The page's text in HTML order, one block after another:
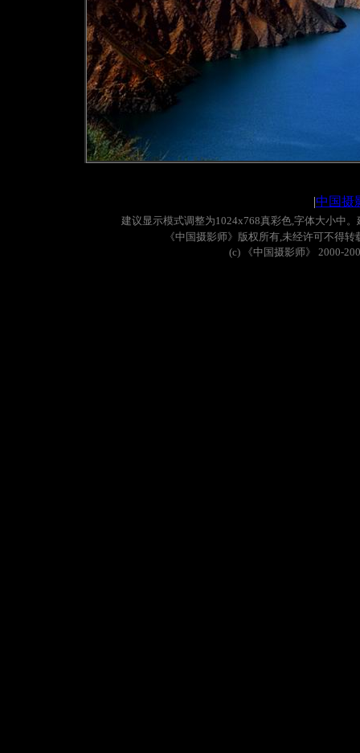
|中国摄
建议显示模式调整为1024x768真彩色,字体大小中。
《中国摄影师》版权所有,未经许可不得转
(c)
《中国摄影师》 2000-200